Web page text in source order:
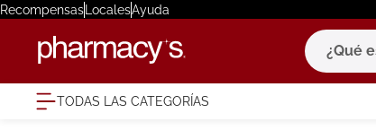
RecompensasLocalesAyuda
¿Qué
TODAS LAS CATEGORÍAS